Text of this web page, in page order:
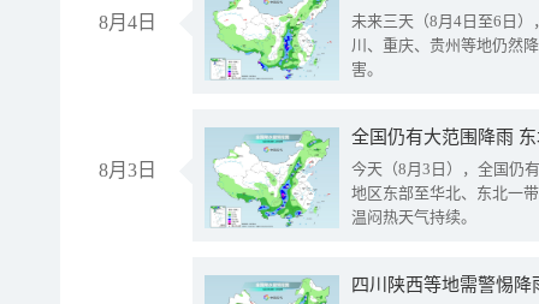
8月4日
未来三天（8月4日至6日
川、重庆、贵州等地仍然
害。
8月3日
全国仍有大范围降雨
今天（8月3日），全国仍
地区东部至华北、东北一
温闷热天气持续。